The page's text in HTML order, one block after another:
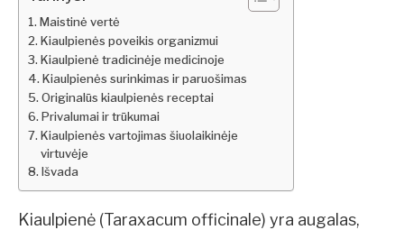
Maistinė vertė
Kiaulpienės poveikis organizmui
Kiaulpienė tradicinėje medicinoje
Kiaulpienės surinkimas ir paruošimas
Originalūs kiaulpienės receptai
Privalumai ir trūkumai
Kiaulpienės vartojimas šiuolaikinėje
virtuvėje
Išvada
Kiaulpienė (Taraxacum officinale) yra augalas,